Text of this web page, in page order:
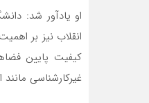
او یادآور شد:
انقلاب نیز بر
کیفیت پایین
غیرکارشناسی